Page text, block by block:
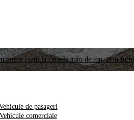
meste cazul la cursele auto de top, prin
de pasageri
Vehicule comerciale